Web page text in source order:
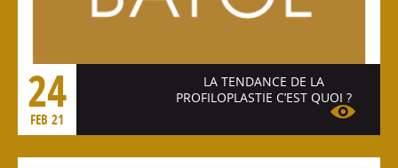
24
FEB 21
LA TENDANCE DE LA
PROFILOPLASTIE C’EST QUOI ?
Voir l'article